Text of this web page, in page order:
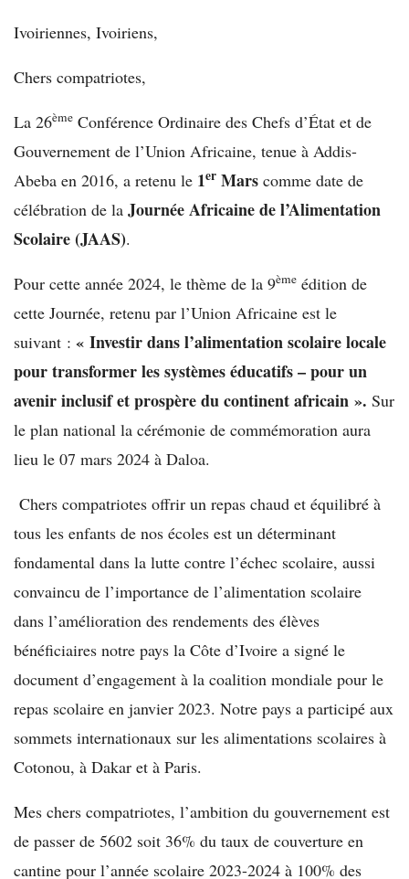
Ivoiriennes, Ivoiriens,
Chers compatriotes,
La 26ème Conférence Ordinaire des Chefs d’État et de
Gouvernement de l’Union Africaine, tenue à Addis-
Abeba en 2016, a retenu le 1er Mars comme date de
célébration de la Journée Africaine de l’Alimentation
Scolaire (JAAS).
Pour cette année 2024, le thème de la 9ème édition de
cette Journée, retenu par l’Union Africaine est le
suivant : « Investir dans l’alimentation scolaire locale
pour transformer les systèmes éducatifs – pour un
avenir inclusif et prospère du continent africain ». Sur
le plan national la cérémonie de commémoration aura
lieu le 07 mars 2024 à Daloa.
Chers compatriotes offrir un repas chaud et équilibré à
tous les enfants de nos écoles est un déterminant
fondamental dans la lutte contre l’échec scolaire, aussi
convaincu de l’importance de l’alimentation scolaire
dans l’amélioration des rendements des élèves
bénéficiaires notre pays la Côte d’Ivoire a signé le
document d’engagement à la coalition mondiale pour le
repas scolaire en janvier 2023. Notre pays a participé aux
sommets internationaux sur les alimentations scolaires à
Cotonou, à Dakar et à Paris.
Mes chers compatriotes, l’ambition du gouvernement est
de passer de 5602 soit 36% du taux de couverture en
cantine pour l’année scolaire 2023-2024 à 100% des